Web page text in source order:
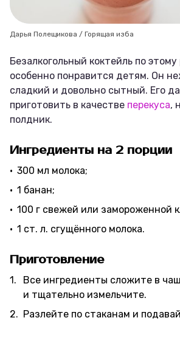
Дарья Полещикова / Горящая изба
Безалкогольный коктейль по этому
особенно понравится детям. Он
сладкий и довольно сытный. Его
приготовить в качестве перекуса,
полдник.
Ингредиенты на 2 порции
300 мл молока;
1 банан;
100 г свежей или замороженной
1 ст. л. сгущённого молока.
Приготовление
Все ингредиенты сложите в
и тщательно измельчите.
Разлейте по стаканам и